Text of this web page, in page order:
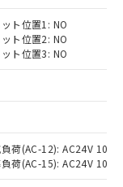
ト位置1: NO
ト位置2: NO
ト位置3: NO
荷(AC-12): AC24V 10A/
荷(AC-15): AC24V
質）の
な商品で
）の非含